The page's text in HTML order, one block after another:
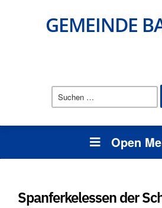
GEMEINDE
Suchen
Open
Spanferkelessen der